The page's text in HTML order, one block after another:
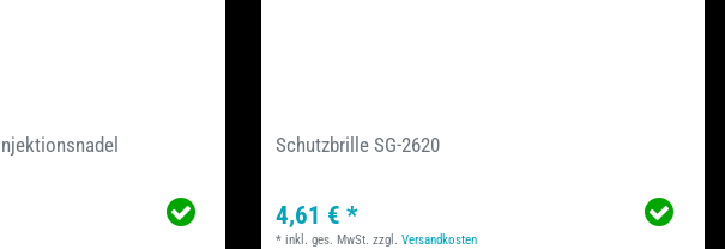
Schutzbrille SG-2620
4,61 € *
* inkl. ges. MwSt. zzgl. Versandkosten